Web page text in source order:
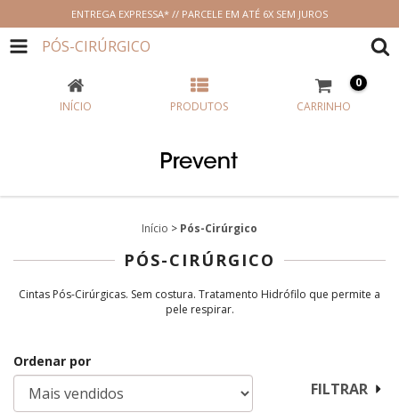
ENTREGA EXPRESSA* // PARCELE EM ATÉ 6X SEM JUROS
PÓS-CIRÚRGICO
INÍCIO PRODUTOS CARRINHO
0
Início > Pós-Cirúrgico
PÓS-CIRÚRGICO
Cintas Pós-Cirúrgicas. Sem costura. Tratamento Hidrófilo que permite a
pele respirar.
Ordenar por
FILTRAR